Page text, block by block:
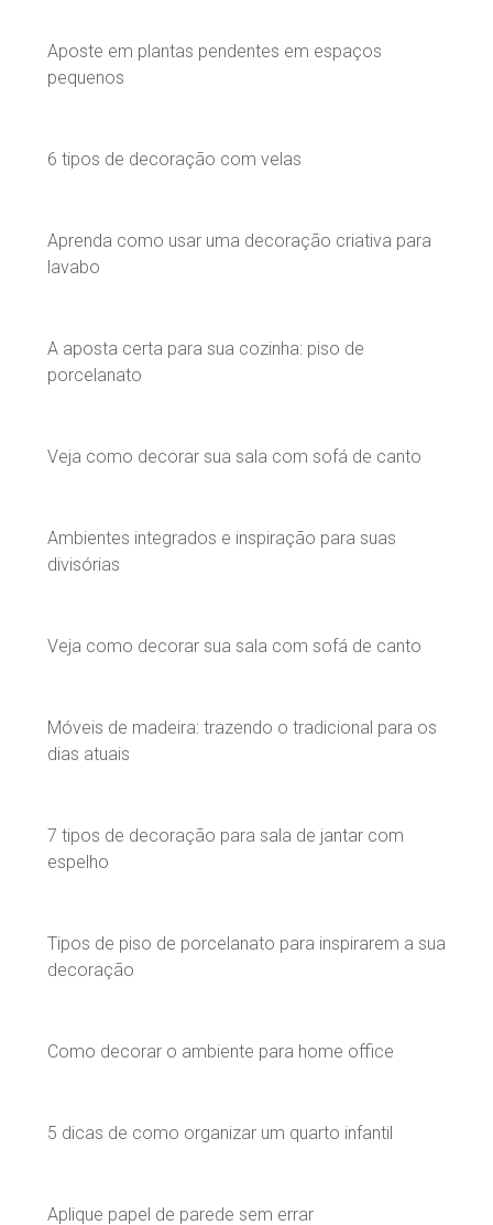
Aposte em plantas pendentes em espaços
pequenos
6 tipos de decoração com velas
Aprenda como usar uma decoração criativa para
lavabo
A aposta certa para sua cozinha: piso de
porcelanato
Veja como decorar sua sala com sofá de canto
Ambientes integrados e inspiração para suas
divisórias
Veja como decorar sua sala com sofá de canto
Móveis de madeira: trazendo o tradicional para os
dias atuais
7 tipos de decoração para sala de jantar com
espelho
Tipos de piso de porcelanato para inspirarem a sua
decoração
Como decorar o ambiente para home office
5 dicas de como organizar um quarto infantil
Aplique papel de parede sem errar